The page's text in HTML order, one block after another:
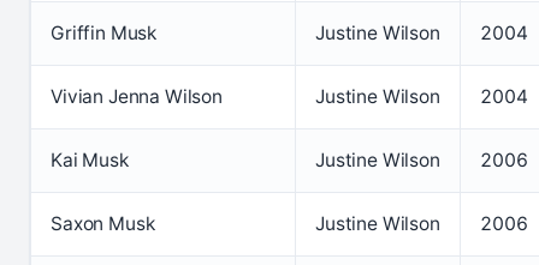
Griffin Musk Justine Wilson 2004
Vivian Jenna Wilson Justine Wilson 2004
Kai Musk Justine Wilson 2006
Saxon Musk Justine Wilson 2006